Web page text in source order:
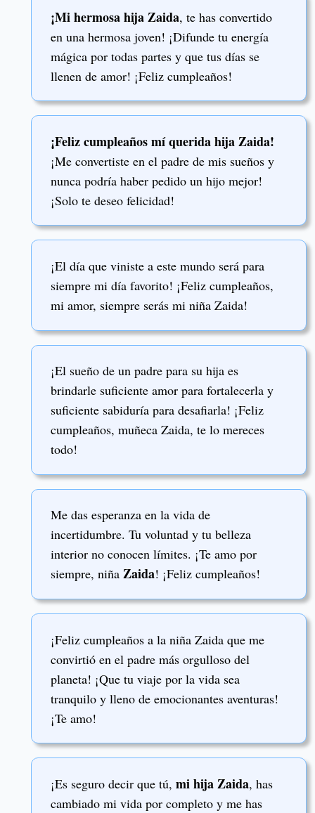
¡Mi hermosa hija Zaida, te has convertido
en una hermosa joven! ¡Difunde tu energía
mágica por todas partes y que tus días se
llenen de amor! ¡Feliz cumpleaños!
¡Feliz cumpleaños mí querida hija Zaida!
¡Me convertiste en el padre de mis sueños y
nunca podría haber pedido un hijo mejor!
¡Solo te deseo felicidad!
¡El día que viniste a este mundo será para
siempre mi día favorito! ¡Feliz cumpleaños,
mi amor, siempre serás mi niña Zaida!
¡El sueño de un padre para su hija es
brindarle suficiente amor para fortalecerla y
suficiente sabiduría para desafiarla! ¡Feliz
cumpleaños, muñeca Zaida, te lo mereces
todo!
Me das esperanza en la vida de
incertidumbre. Tu voluntad y tu belleza
interior no conocen límites. ¡Te amo por
siempre, niña Zaida! ¡Feliz cumpleaños!
¡Feliz cumpleaños a la niña Zaida que me
convirtió en el padre más orgulloso del
planeta! ¡Que tu viaje por la vida sea
tranquilo y lleno de emocionantes aventuras!
¡Te amo!
¡Es seguro decir que tú, mi hija Zaida, has
cambiado mi vida por completo y me has